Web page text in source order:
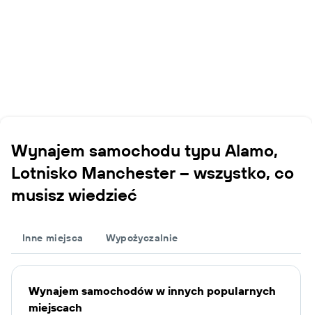
Wynajem samochodu typu Alamo,
Lotnisko Manchester – wszystko, co
musisz wiedzieć
Inne miejsca Wypożyczalnie
Wynajem samochodów w innych popularnych
miejscach